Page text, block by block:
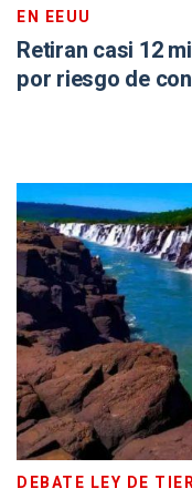
EN EEUU
Retiran casi 12
por riesgo de
DEBATE LEY DE